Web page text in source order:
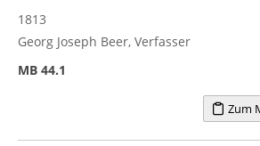
1813
Georg Joseph Beer, Verfasser
MB 44.1
Zum